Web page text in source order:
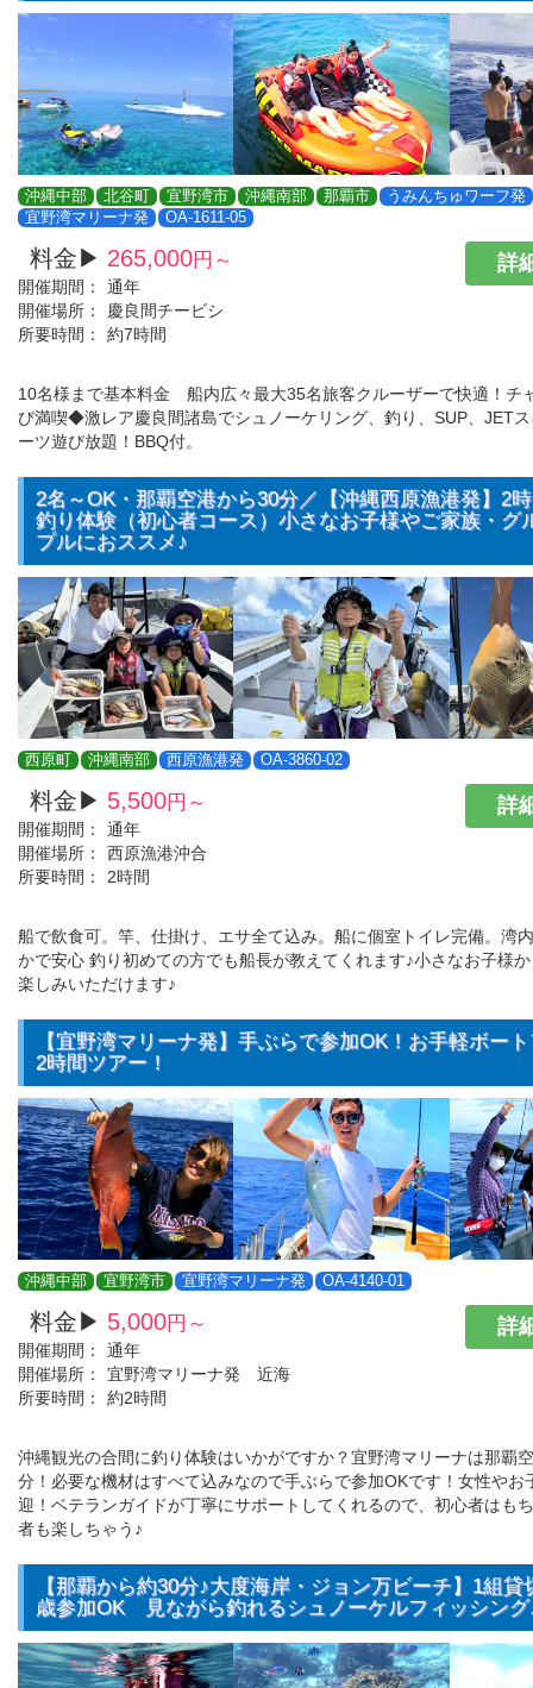
沖縄中部 北谷町 宜野湾市 沖縄南部 那覇市
うみんちゅワーフ発
宜野湾マリーナ発
OA-1611-05
料金▶ 265,000円～
開催期間：
通年
開催場所：
慶良間チービシ
所要時間：
約7時間
詳
10名様まで基本料金 船内広々最大35名旅客クルーザーで快適！チ
び満喫◆激レア慶良間諸島でシュノーケリング、釣り、SUP、JET
ーツ遊び放題！BBQ付。
2名～OK・那覇空港から30分／【沖縄西原漁港発】2
釣り体験（初心者コース）小さなお子様やご家族・グ
プルにおススメ♪
西原町 沖縄南部 西原漁港発 OA-3860-02
料金▶ 5,500円～
開催期間：
通年
開催場所：
西原漁港沖合
所要時間：
2時間
詳
船で飲食可。竿、仕掛け、エサ全て込み。船に個室トイレ完備。湾
かで安心 釣り初めての方でも船長が教えてくれます♪小さなお子様
楽しみいただけます♪
【宜野湾マリーナ発】手ぶらで参加OK！お手軽ボー
2時間ツアー！
沖縄中部 宜野湾市 宜野湾マリーナ発 OA-4140-01
料金▶ 5,000円～
開催期間：
通年
開催場所：
宜野湾マリーナ発 近海
所要時間：
約2時間
詳
沖縄観光の合間に釣り体験はいかがですか？宜野湾マリーナは那覇
分！必要な機材はすべて込みなので手ぶらで参加OKです！女性やお
迎！ベテランガイドが丁寧にサポートしてくれるので、初心者はも
者も楽しちゃう♪
【那覇から約30分♪大度海岸・ジョン万ビーチ】1組貸
歳参加OK 見ながら釣れるシュノーケルフィッシング